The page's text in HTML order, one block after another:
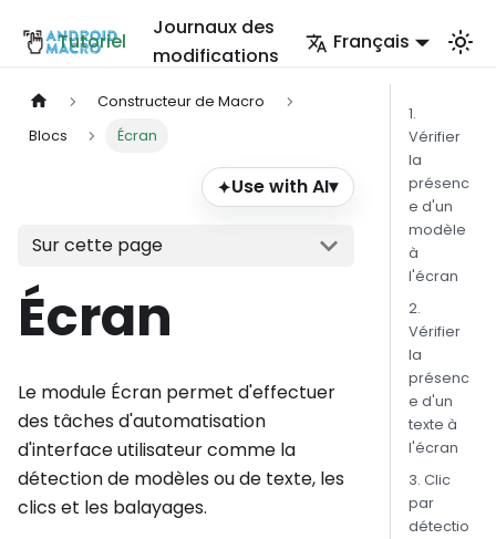
Tutoriel
Journaux des
modifications
Français
Constructeur de Macro
Blocs
Écran
✦Use with AI▾
Sur cette page
Écran
Le module Écran permet d'effectuer
des tâches d'automatisation
d'interface utilisateur comme la
détection de modèles ou de texte, les
clics et les balayages.
1.
Vérifier
la
présenc
e d'un
modèle
à
l'écran
2.
Vérifier
la
présenc
e d'un
texte à
l'écran
3. Clic
par
détectio